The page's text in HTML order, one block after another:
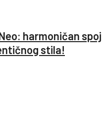
harmoničan spoj
stila!